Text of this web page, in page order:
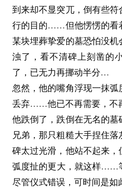
到来却不显突兀，倒有些
行的目的……但他愣愣的看
某块埋葬挚爱的墓恐怕没
浊了，看不清碑上刻凿的
了，已无力再挪动半分…
忽然，他的嘴角浮现一抹
丢弃……他已不再需要，不
他跌倒了，跌倒在无名的
兄弟，那只粗糙大手捏住
碑太过光滑，他站不起来
弧度扯的更大，就这样……
尽管仪式错误，可时间是如